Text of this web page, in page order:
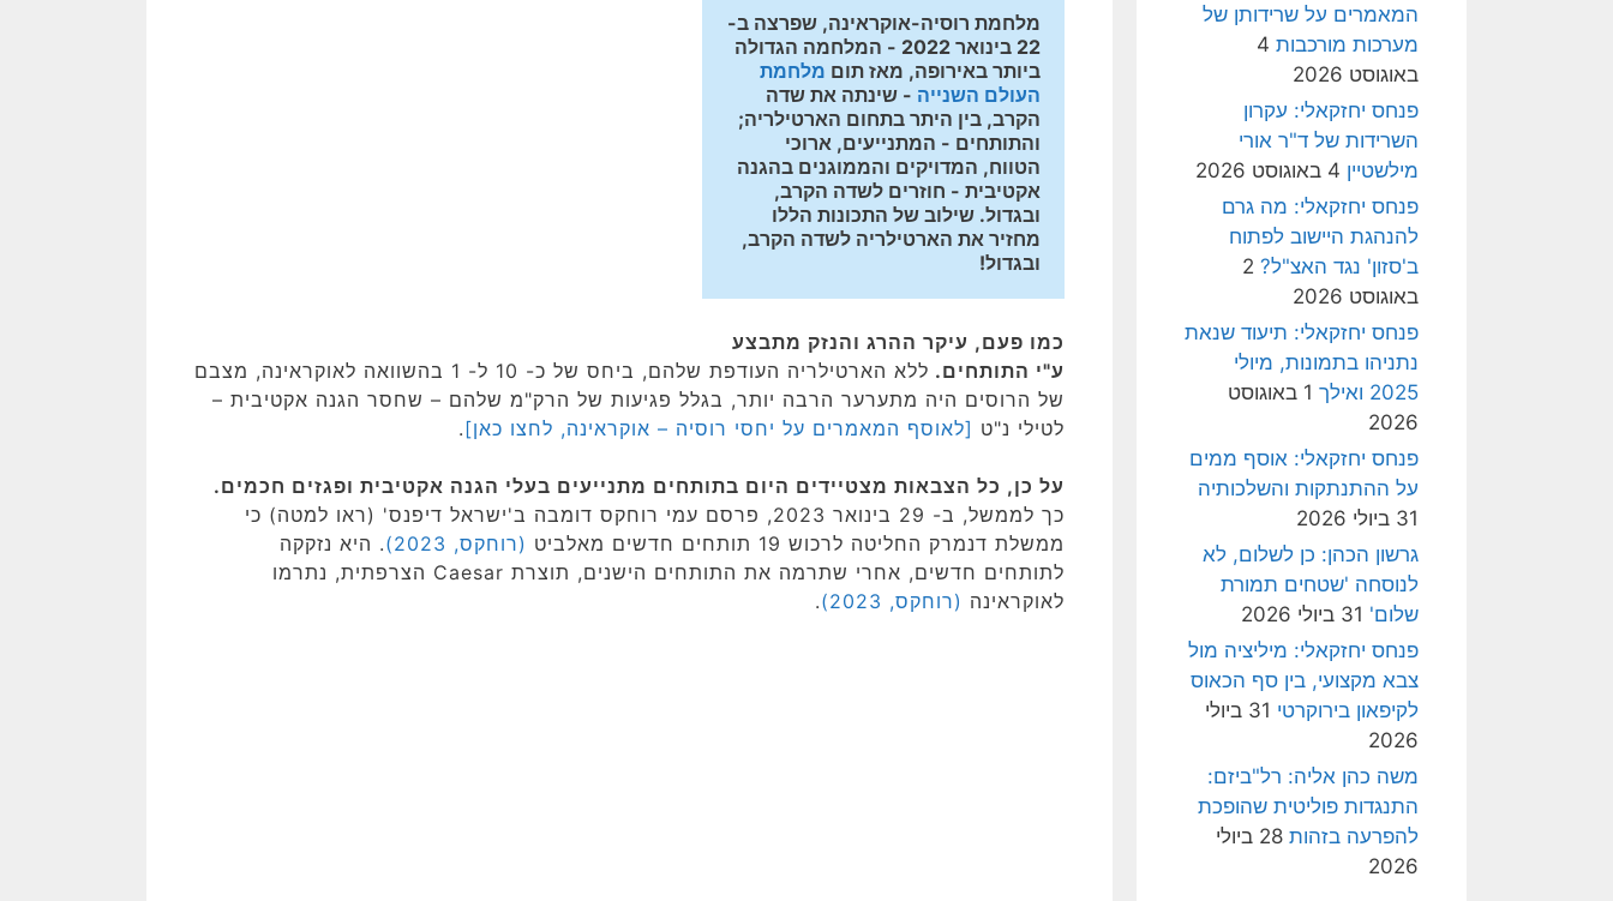
22 בינואר 2022
ביותר באירופה, מאז תום
העולם השנייה -
ובגדול!
כמו פעם, עיקר ההרג והנזק מתבצע
ע"י התותחים.
ללא הארטילריה העודפת שלהם, ביחס של כ- 10 ל- 1 בהשוואה לאוקראינה, מצבם
של הרוסים היה מתערער הרבה יותר, בגלל פגיעות של הרק"מ שלהם – שחסר הגנה אקטיבית –
לטילי נ"ט [לאוסף המאמרים על יחסי רוסיה – אוקראינה, לחצו כאן].
על כן, כל הצבאות מצטיידים היום בתותחים מתנייעים בעלי הגנה אקטיבית ופגזים חכמים.
כך לממשל, ב- 29 בינואר 2023, פרסם עמי רוחקס דומבה ב'ישראל דיפנס' (ראו למטה) כי
ממשלת דנמרק החליטה לרכוש 19 תותחים חדשים מאלביט
(רוחקס, 2023)
. היא נזקקה
לתותחים חדשים, אחרי שתרמה את התותחים הישנים, תוצרת Caesar הצרפתית, נתרמו
לאוקראינה (רוחקס, 2023) .
המאמרים על שרידותן של
מערכות מורכבות 4
באוגוסט 2026
פנחס יחזקאלי: עקרון
השרידות של ד"ר אורי
מילשטיין 4 באוגוסט 2026
פנחס יחזקאלי: מה גרם
להנהגת היישוב לפתוח
ב'סזון' נגד האצ"ל? 2
באוגוסט 2026
פנחס יחזקאלי: תיעוד שנאת
נתניהו בתמונות, מיולי
2025 ואילך
1 באוגוסט
2026
פנחס יחזקאלי: אוסף ממים
על ההתנתקות והשלכותיה
31 ביולי 2026
גרשון הכהן: כן לשלום, לא
לנוסחה 'שטחים תמורת
שלום' 31 ביולי 2026
פנחס יחזקאלי: מיליציה מול
צבא מקצועי, בין סף הכאוס
לקיפאון בירוקרטי
31 ביולי
2026
משה כהן אליה: רל"ביזם:
התנגדות פוליטית שהופכת
להפרעה בזהות
28 ביולי
2026